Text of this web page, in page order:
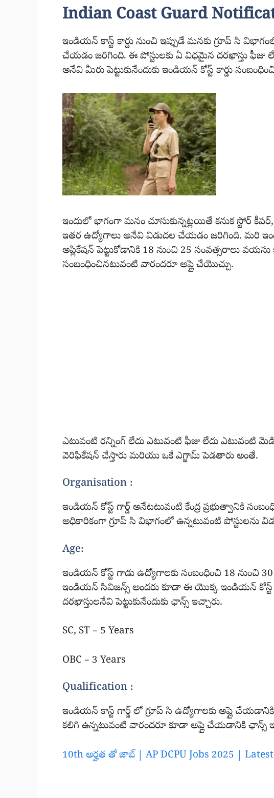
Indian Coast Guard
ఇండియన్ కాస్ట్ కార్డు నుంచి ఇప్పుడే మనకు గ్రూప్ సి
చేయడం జరిగింది. ఈ పోస్టులకు ఏ విధమైన దరఖాస్తు ఫీజు
అనేవి మీరు పెట్టుకునేందుకు ఇండియన్ కోస్ట్ కార్డు
ఇందులో భాగంగా మనం చూసుకున్నట్లయితే కనుక స్టోర్
ఇతర ఉద్యోగాలు అనేవి విడుదల చేయడం జరిగింది. మరి
అప్లికేషన్ పెట్టుకోడానికి 18 నుంచి 25 సంవత్సరాలు
సంబంధించినటువంటి వారందరూ అప్లై చేయొచ్చు.
ఎటువంటి రన్నింగ్ లేదు ఎటువంటి ఫీజు లేదు ఎటువంటి
వెరిఫికేషన్ చేస్తారు మరియు ఒకే ఎగ్జామ్ పెడతారు అంతే.
Organisation :
ఇండియన్ కోస్ట్ గార్డ్ అనేటటువంటి కేంద్ర ప్రభుత్వానికి
అధికారికంగా గ్రూప్ సి విభాగంలో ఉన్నటువంటి పోస్టులను
Age:
ఇండియన్ కోస్ట్ గాడు ఉద్యోగాలకు సంబంధించి 18 నుంచి
ఇండియన్ సివిజన్స్ అందరు కూడా ఈ యొక్క ఇండియన్ కోస్ట్
దరఖాస్తులనేవి పెట్టుకునేందుకు ఛాన్స్ ఇచ్చారు.
SC, ST – 5 Years
OBC – 3 Years
Qualification :
ఇండియన్ కాస్ట్ గార్డ్ లో గ్రూప్ సి ఉద్యోగాలకు అప్లై చేయడానికి
కలిగి ఉన్నటువంటి వారందరూ కూడా అప్లై చేయడానికి ఛాన్స్
10th అర్హత తో జాబ్ | AP DCPU Jobs 2025 |